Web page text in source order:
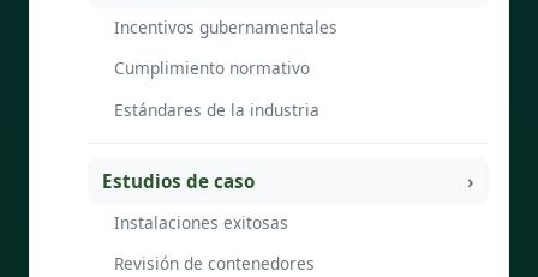
Incentivos gubernamentales
Cumplimiento normativo
Estándares de la industria
Estudios de caso
Instalaciones exitosas
Revisión de contenedores